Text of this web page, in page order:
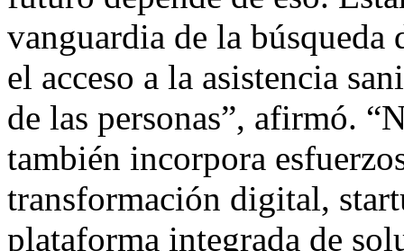
vanguardia de la búsqueda
el acceso a la asistencia
de las personas”, afirmó.
también incorpora
transformación digital,
plataforma integrada de